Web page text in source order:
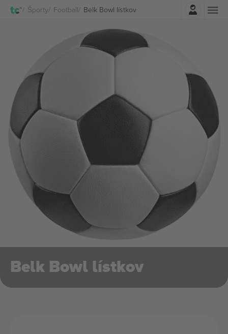
Športy Football Belk Bowl lístkovPrihlásenie
Belk Bowl lístkov